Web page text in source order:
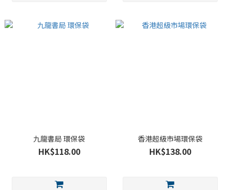
九龍書局 環保袋
HK$118.00
香港超級市場環保袋
HK$138.00